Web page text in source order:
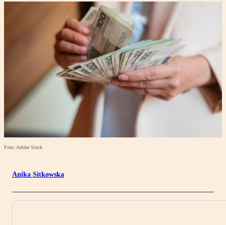
Foto: Adobe Stock
Anika Sitkowska